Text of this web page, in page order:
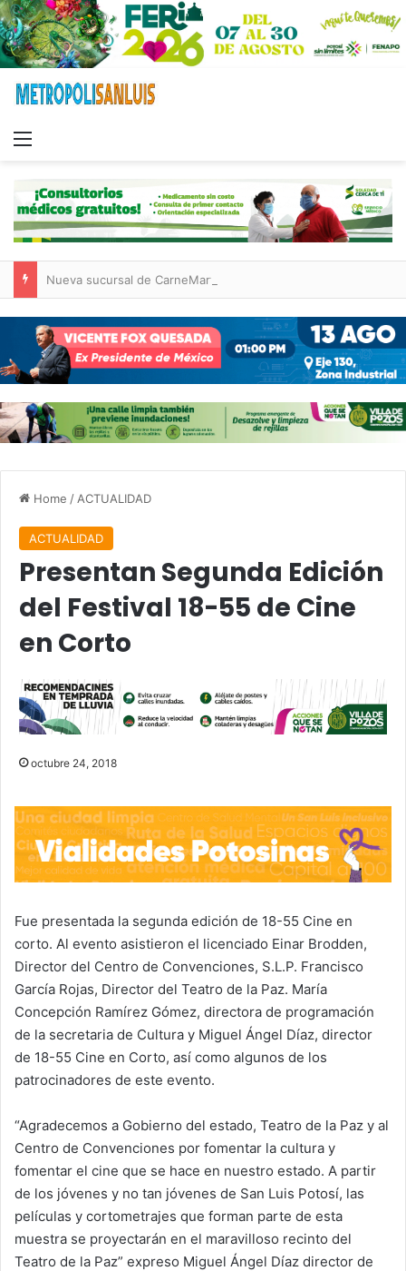
Home / ACTUALIDAD
ACTUALIDAD
Presentan Segunda Edición
del Festival 18-55 de Cine
en Corto
octubre 24, 2018
Fue presentada la segunda edición de 18-55 Cine en
corto. Al evento asistieron el licenciado Einar Brodden,
Director del Centro de Convenciones, S.L.P. Francisco
García Rojas, Director del Teatro de la Paz. María
Concepción Ramírez Gómez, directora de programación
de la secretaria de Cultura y Miguel Ángel Díaz, director
de 18-55 Cine en Corto, así como algunos de los
patrocinadores de este evento.
“Agradecemos a Gobierno del estado, Teatro de la Paz y al
Centro de Convenciones por fomentar la cultura y
fomentar el cine que se hace en nuestro estado. A partir
de los jóvenes y no tan jóvenes de San Luis Potosí, las
películas y cortometrajes que forman parte de esta
muestra se proyectarán en el maravilloso recinto del
Teatro de la Paz” expreso Miguel Ángel Díaz director de